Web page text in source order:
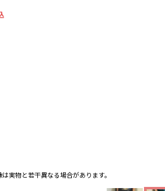
実物と若干異なる場合があります。